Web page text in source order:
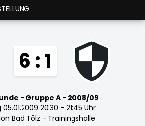
6 : 1
- Gruppe A - 2008/09
20:30 - 21:45 Uhr
Bad Tölz - Trainingshalle